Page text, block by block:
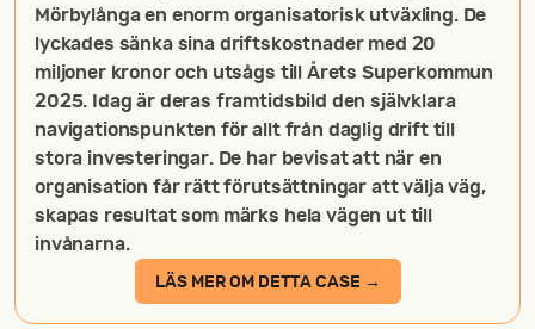
Mörbylånga en enorm organisatorisk utväxling. De
lyckades sänka sina driftskostnader med 20
miljoner kronor och utsågs till Årets Superkommun
2025. Idag är deras framtidsbild den självklara
navigationspunkten för allt från daglig drift till
stora investeringar. De har bevisat att när en
organisation får rätt förutsättningar att välja väg,
skapas resultat som märks hela vägen ut till
invånarna.
LÄS MER OM DETTA CASE →